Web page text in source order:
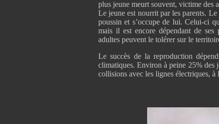
plus jeune meurt souvent, victime des
Le jeune est nourrit par les parents.
poussin et s’occupe de lui. Celui-ci
mais il est encore dépendant de
adultes peuvent le tolérer sur le
Le succès de la reproduction
climatiques. Environ à peine 25% des
collisions avec les lignes électriques, à